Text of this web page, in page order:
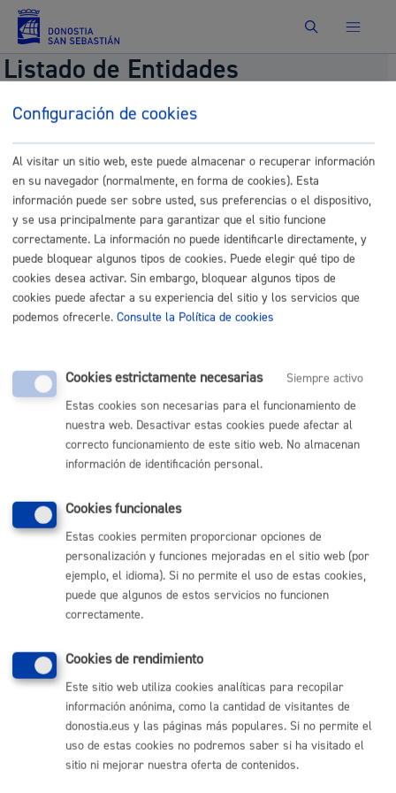
Buscar
Listado de Entidades
Barrio
Donostia / San Sebastián
Gipuzkoa
CAV
Otros
Comunícate con el Ayuntamiento de Donostia / San
Sebastián
(gratuito desde Donostia / San Sebastián)
(+34) 943 481 000
Buzón de la ciudadanía
Enlaces útiles
Ofertas de empleo
Perfil del contratante
Sede electrónica
Mapas - GeoDonostia
Otras páginas web corporativas
Donostia Kirola
Donostia Kultura
Donostia Turismo
Configuración de cookies
Al visitar un sitio web, este puede almacenar o recuperar información
en su navegador (normalmente, en forma de cookies). Esta
información puede ser sobre usted, sus preferencias o el dispositivo,
y se usa principalmente para garantizar que el sitio funcione
correctamente. La información no puede identificarle directamente, y
puede bloquear algunos tipos de cookies. Puede elegir qué tipo de
cookies desea activar. Sin embargo, bloquear algunos tipos de
cookies puede afectar a su experiencia del sitio y los servicios que
podemos ofrecerle. Consulte la Política de cookies
Cookies estrictamente necesarias
Siempre activo
Estas cookies son necesarias para el funcionamiento de
nuestra web. Desactivar estas cookies puede afectar al
correcto funcionamiento de este sitio web. No almacenan
información de identificación personal.
Cookies funcionales
Estas cookies permiten proporcionar opciones de
personalización y funciones mejoradas en el sitio web (por
ejemplo, el idioma). Si no permite el uso de estas cookies,
puede que algunos de estos servicios no funcionen
correctamente.
Cookies de rendimiento
Este sitio web utiliza cookies analíticas para recopilar
información anónima, como la cantidad de visitantes de
donostia.eus y las páginas más populares. Si no permite el
uso de estas cookies no podremos saber si ha visitado el
sitio ni mejorar nuestra oferta de contenidos.